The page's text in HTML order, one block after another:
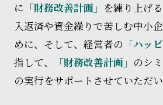
に 「財務改善計画」 を練り上げ
入返済や資金繰りで苦しむ中小
めに、そして、経営者の 「ハッ
指して、
「財務改善計画」 のシ
の実行をサポートさせていただい